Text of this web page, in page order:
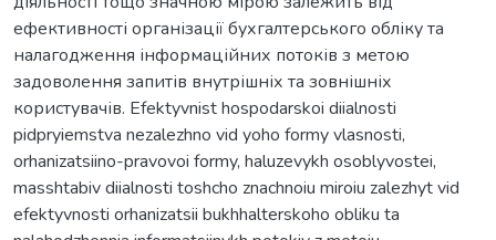
ефективності організації бухгалтерського обліку та
налагодження інформаційних потоків з метою
задоволення запитів внутрішніх та зовнішніх
користувачів. Efektyvnist hospodarskoi diialnosti
pidpryiemstva nezalezhno vid yoho formy vlasnosti,
orhanizatsiino-pravovoi formy, haluzevykh osoblyvostei,
masshtabiv diialnosti toshcho znachnoiu miroiu zalezhyt vid
efektyvnosti orhanizatsii bukhhalterskoho obliku ta